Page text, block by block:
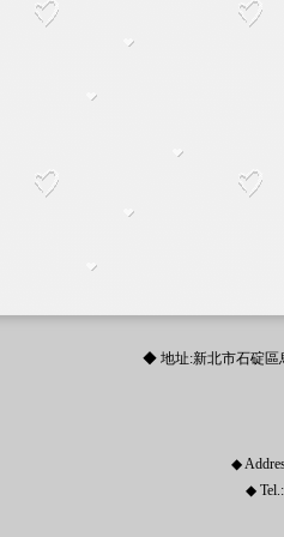
◆ 地址:新北市石碇區
◆
◆